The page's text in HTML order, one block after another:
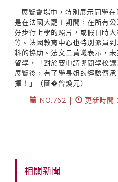
展覽會場中，特別展示同學
是在法國大罷工期間，在所有
好步行上學的照片，或假日時
等。法國教育中心也特別派員
料的協助。法文二黃曦表示，
留學，「對於要申請哪間學校
展覽後，有了學長姐的經驗傳
擇！」（圖�曾煥元）
NO.762 |
更新時
相關新聞